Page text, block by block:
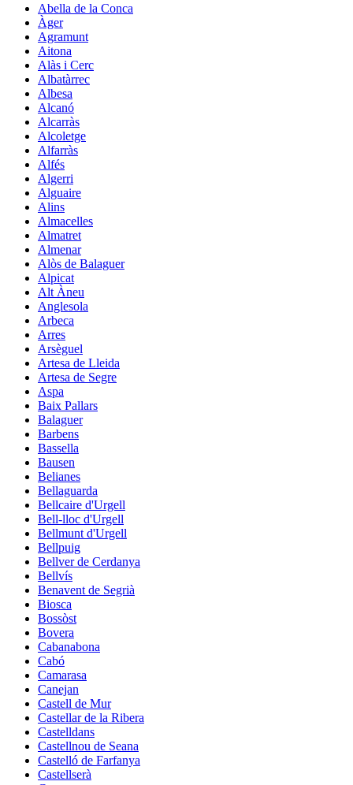
Abella de la Conca
Àger
Agramunt
Aitona
Alàs i Cerc
Albatàrrec
Albesa
Alcanó
Alcarràs
Alcoletge
Alfarràs
Alfés
Algerri
Alguaire
Alins
Almacelles
Almatret
Almenar
Alòs de Balaguer
Alpicat
Alt Àneu
Anglesola
Arbeca
Arres
Arsèguel
Artesa de Lleida
Artesa de Segre
Aspa
Baix Pallars
Balaguer
Barbens
Bassella
Bausen
Belianes
Bellaguarda
Bellcaire d'Urgell
Bell-lloc d'Urgell
Bellmunt d'Urgell
Bellpuig
Bellver de Cerdanya
Bellvís
Benavent de Segrià
Biosca
Bossòst
Bovera
Cabanabona
Cabó
Camarasa
Canejan
Castell de Mur
Castellar de la Ribera
Castelldans
Castellnou de Seana
Castelló de Farfanya
Castellserà